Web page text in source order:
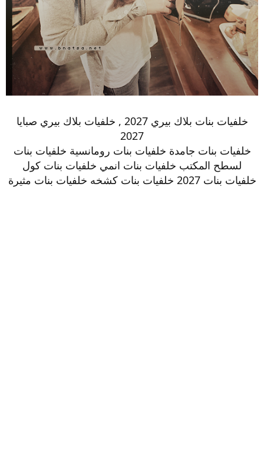
خلفيات بنات بلاك بيري 2027 , خلفيات بلاك بيري صبايا
2027
خلفيات بنات جامدة خلفيات بنات رومانسية خلفيات بنات
لسطح المكتب خلفيات بنات انمي خلفيات بنات كول
خلفيات بنات 2027 خلفيات بنات كشخه خلفيات بنات مثيرة​